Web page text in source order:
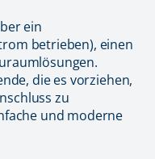
ein
betrieben), einen
die es vorziehen,
zu
und moderne